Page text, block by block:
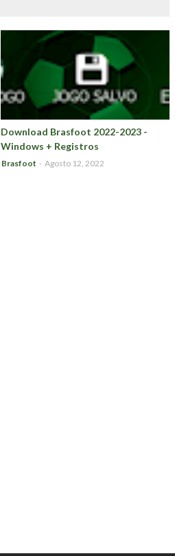
Download Brasfoot 2022-2023 -
Windows + Registros
Brasfoot - Agosto 12, 2022